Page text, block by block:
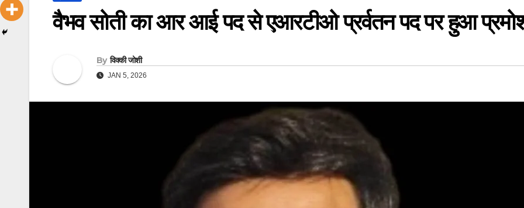
वैभव सोती का आर आई पद से एआरटीओ प्रर्वतन पद पर हुआ
By विक्की जोशी
JAN 5, 2026